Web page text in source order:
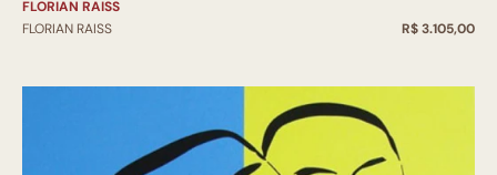
FLORIAN RAISS
FLORIAN RAISS
R$ 3.105,00